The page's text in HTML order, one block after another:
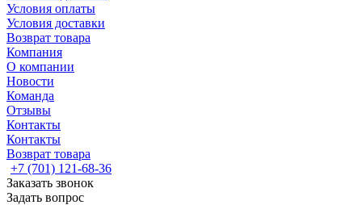
Условия оплаты
Условия доставки
Возврат товара
Компания
О компании
Новости
Команда
Отзывы
Контакты
Контакты
Возврат товара
+7 (701) 121-68-36
Заказать звонок
Задать вопрос